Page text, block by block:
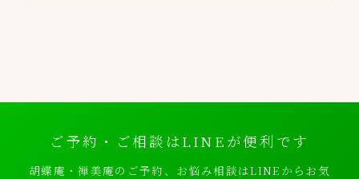
ご予約・ご相談はLINEが便利です
胡蝶庵・禅美庵のご予約、お悩み相談はLINEからお気